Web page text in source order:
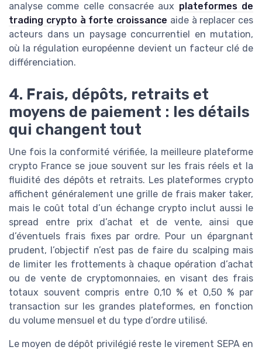
analyse comme celle consacrée aux plateformes de
trading crypto à forte croissance aide à replacer ces
acteurs dans un paysage concurrentiel en mutation,
où la régulation européenne devient un facteur clé de
différenciation.
4. Frais, dépôts, retraits et
moyens de paiement : les détails
qui changent tout
Une fois la conformité vérifiée, la meilleure plateforme
crypto France se joue souvent sur les frais réels et la
fluidité des dépôts et retraits. Les plateformes crypto
affichent généralement une grille de frais maker taker,
mais le coût total d’un échange crypto inclut aussi le
spread entre prix d’achat et de vente, ainsi que
d’éventuels frais fixes par ordre. Pour un épargnant
prudent, l’objectif n’est pas de faire du scalping mais
de limiter les frottements à chaque opération d’achat
ou de vente de cryptomonnaies, en visant des frais
totaux souvent compris entre 0,10 % et 0,50 % par
transaction sur les grandes plateformes, en fonction
du volume mensuel et du type d’ordre utilisé.
Le moyen de dépôt privilégié reste le virement SEPA en